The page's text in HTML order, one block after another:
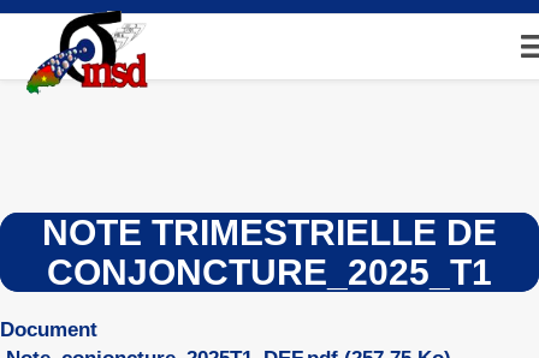
Aller
contenu
principal
NOTE TRIMESTRIELLE DE
CONJONCTURE_2025_T1
Document